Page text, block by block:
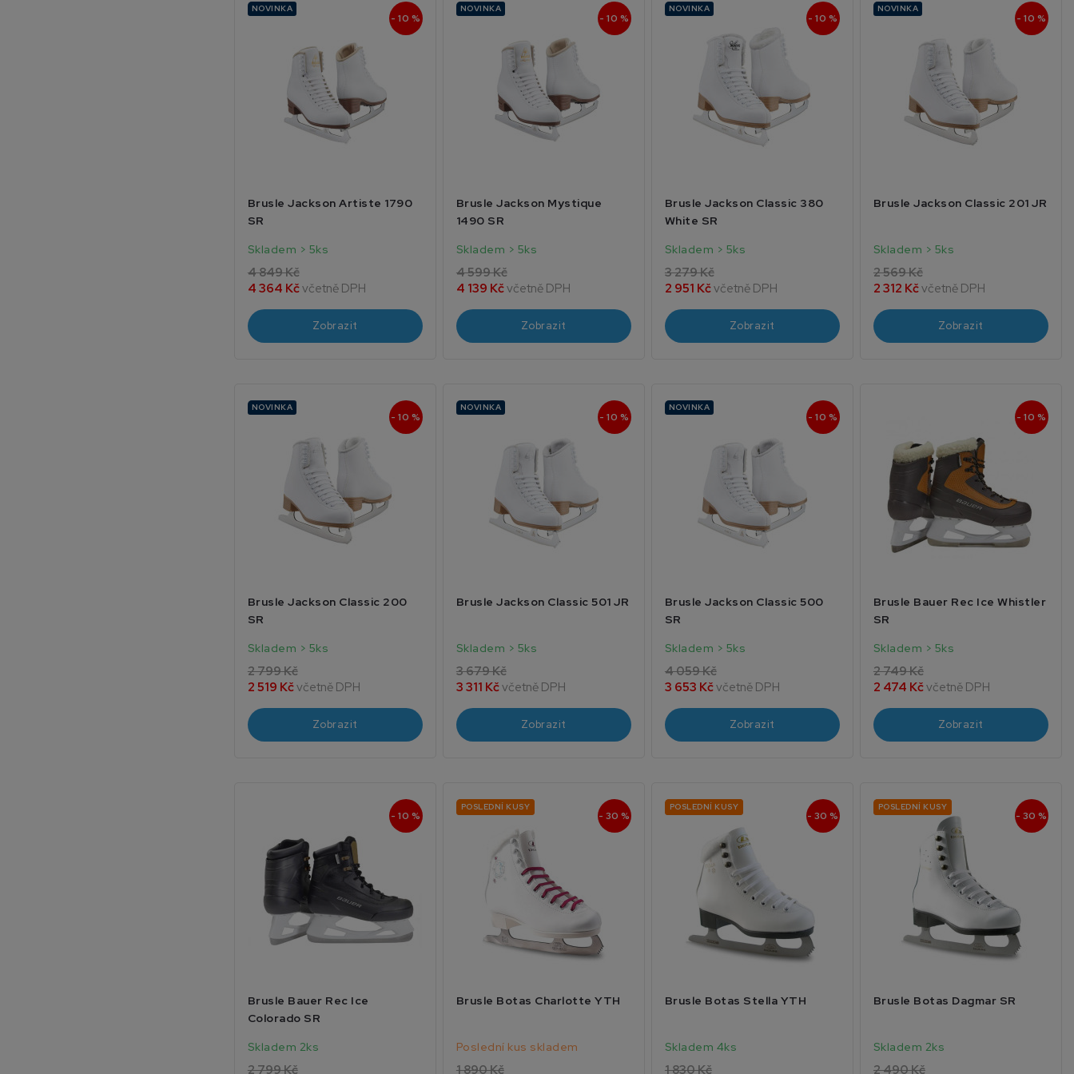
NOVINKA
- 10 %
Brusle Jackson Artiste 1790
SR
Skladem > 5ks
4 849 Kč
4 364 Kčvčetně DPH
Zobrazit
NOVINKA
- 10 %
Brusle Jackson Mystique
1490 SR
Skladem > 5ks
4 599 Kč
4 139 Kčvčetně DPH
Zobrazit
NOVINKA
- 10 %
Brusle Jackson Classic 380
White SR
Skladem > 5ks
3 279 Kč
2 951 Kčvčetně DPH
Zobrazit
NOVINKA
- 10 %
Brusle Jackson Classic 201 JR
Skladem > 5ks
2 569 Kč
2 312 Kčvčetně DPH
Zobrazit
NOVINKA
- 10 %
Brusle Jackson Classic 200
SR
Skladem > 5ks
2 799 Kč
2 519 Kčvčetně DPH
Zobrazit
NOVINKA
- 10 %
Brusle Jackson Classic 501 JR
Skladem > 5ks
3 679 Kč
3 311 Kčvčetně DPH
Zobrazit
NOVINKA
- 10 %
Brusle Jackson Classic 500
SR
Skladem > 5ks
4 059 Kč
3 653 Kčvčetně DPH
Zobrazit
- 10 %
Brusle Bauer Rec Ice Whistler
SR
Skladem > 5ks
2 749 Kč
2 474 Kčvčetně DPH
Zobrazit
- 10 %
Brusle Bauer Rec Ice
Colorado SR
Skladem 2ks
2 799 Kč
POSLEDNÍ KUSY
- 30 %
Brusle Botas Charlotte YTH
Poslední kus skladem
1 890 Kč
POSLEDNÍ KUSY
- 30 %
Brusle Botas Stella YTH
Skladem 4ks
1 830 Kč
POSLEDNÍ KUSY
- 30 %
Brusle Botas Dagmar SR
Skladem 2ks
2 490 Kč